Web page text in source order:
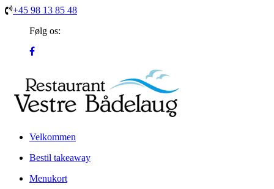
+45 98 13 85 48
Følg os:
Velkommen
Bestil takeaway
Menukort